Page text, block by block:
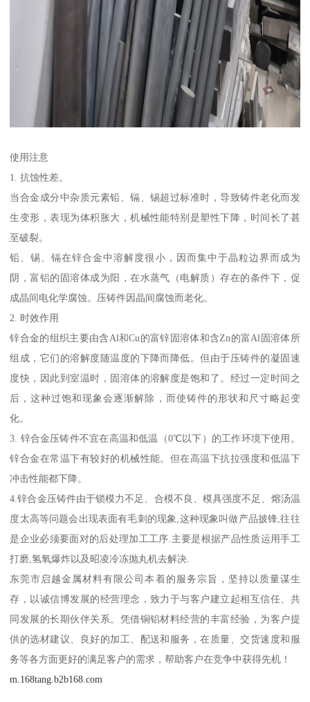
使用注意
1. 抗蚀性差。
当合金成分中杂质元素铅、镉、锡超过标准时，导致铸件老化而发
生变形，表现为体积胀大，机械性能特别是塑性下降，时间长了甚
至破裂。
铅、锡、镉在锌合金中溶解度很小，因而集中于晶粒边界而成为
阴，富铝的固溶体成为阳，在水蒸气（电解质）存在的条件下，促
成晶间电化学腐蚀。压铸件因晶间腐蚀而老化。
2. 时效作用
锌合金的组织主要由含Al和Cu的富锌固溶体和含Zn的富Al固溶体所
组成，它们的溶解度随温度的下降而降低。但由于压铸件的凝固速
度快，因此到室温时，固溶体的溶解度是饱和了。经过一定时间之
后，这种过饱和现象会逐渐解除，而使铸件的形状和尺寸略起变
化。
3. 锌合金压铸件不宜在高温和低温（0℃以下）的工作环境下使用。
锌合金在常温下有较好的机械性能。但在高温下抗拉强度和低温下
冲击性能都下降。
4.锌合金压铸件由于锁模力不足、合模不良、模具强度不足、熔汤温
度太高等问题会出现表面有毛刺的现象,这种现象叫做产品披锋,往往
是企业必须要面对的后处理加工工序.主要是根据产品性质运用手工
打磨,氢氧爆炸以及昭凌冷冻抛丸机去解决.
东莞市启越金属材料有限公司本着的服务宗旨，坚持以质量谋生
存，以诚信博发展的经营理念，致力于与客户建立起相互信任、共
同发展的长期伙伴关系。凭借铜铝材料经营的丰富经验，为客户提
供的选材建议、良好的加工、配送和服务，在质量、交货速度和服
务等各方面更好的满足客户的需求，帮助客户在竞争中获得先机！
m.168tang.b2b168.com